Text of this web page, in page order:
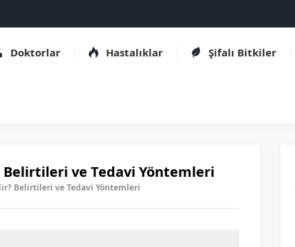
Doktorlar Hastalıklar Şifalı Bitkiler
Belirtileri ve Tedavi Yöntemleri
Belirtileri ve Tedavi Yöntemleri